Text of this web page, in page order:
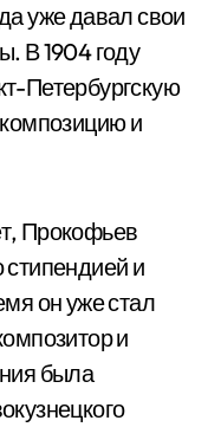
уже давал свои
В 1904 году
Петербургскую
и
Прокофьев
стипендией и
он уже стал
и
была